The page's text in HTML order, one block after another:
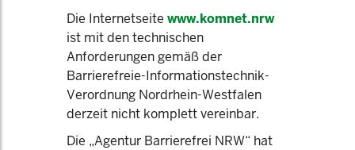
Die Internetseite www.komnet.nrw
ist mit den technischen
Anforderungen gemäß der
Barrierefreie-Informationstechnik-
Verordnung Nordrhein-Westfalen
derzeit nicht komplett vereinbar.
Die „Agentur Barrierefrei NRW“ hat